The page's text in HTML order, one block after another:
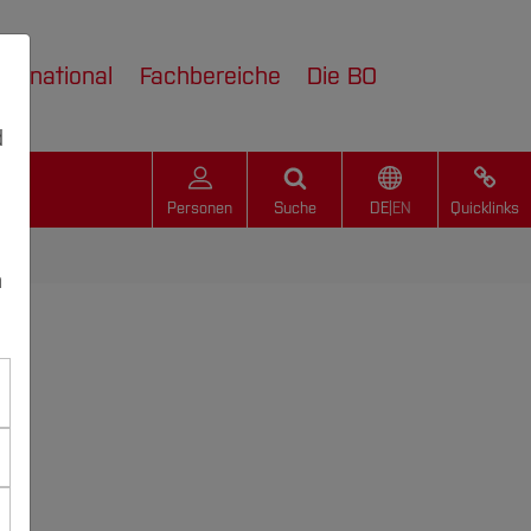
Fachbereiche Die BO
Personen Suche DE| EN Quicklinks